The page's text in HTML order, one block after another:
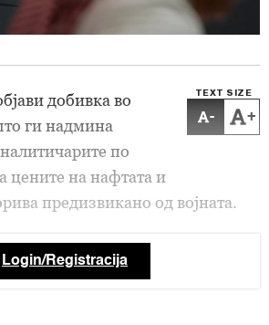
TEXT SIZE
- +
добивка во
ги надмина
по
цените на нафтата и
предизвикано од војната.
Login/Registracija